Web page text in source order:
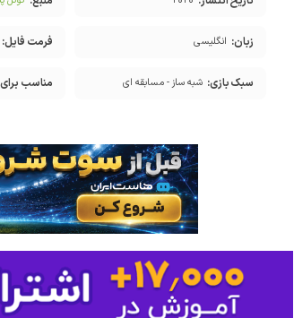
زبان: انگلیسی فرمت فایل:
سبک بازی: شبه ساز - مسابقه ای مناسب